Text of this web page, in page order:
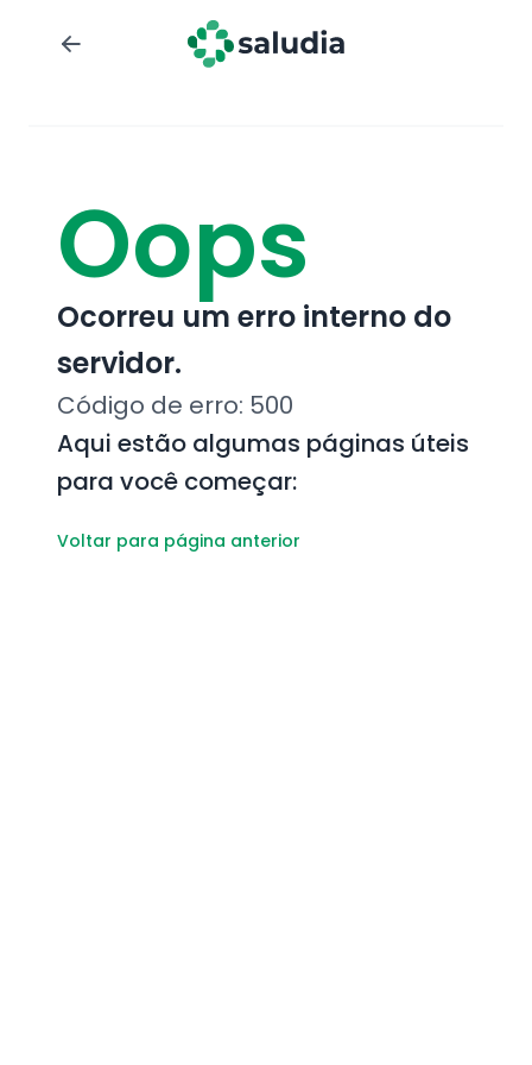
Oops
Ocorreu um erro interno do
servidor.
Código de erro: 500
Aqui estão algumas páginas úteis
para você começar:
Voltar para página anterior